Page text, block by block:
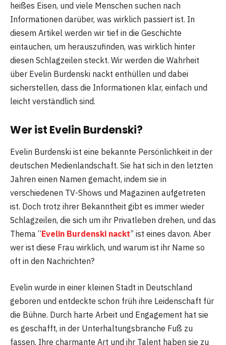
heißes Eisen, und viele Menschen suchen nach
Informationen darüber, was wirklich passiert ist. In
diesem Artikel werden wir tief in die Geschichte
eintauchen, um herauszufinden, was wirklich hinter
diesen Schlagzeilen steckt. Wir werden die Wahrheit
über Evelin Burdenski nackt enthüllen und dabei
sicherstellen, dass die Informationen klar, einfach und
leicht verständlich sind.
Wer ist Evelin Burdenski?
Evelin Burdenski ist eine bekannte Persönlichkeit in der
deutschen Medienlandschaft. Sie hat sich in den letzten
Jahren einen Namen gemacht, indem sie in
verschiedenen TV-Shows und Magazinen aufgetreten
ist. Doch trotz ihrer Bekanntheit gibt es immer wieder
Schlagzeilen, die sich um ihr Privatleben drehen, und das
Thema “Evelin Burdenski nackt” ist eines davon. Aber
wer ist diese Frau wirklich, und warum ist ihr Name so
oft in den Nachrichten?
Evelin wurde in einer kleinen Stadt in Deutschland
geboren und entdeckte schon früh ihre Leidenschaft für
die Bühne. Durch harte Arbeit und Engagement hat sie
es geschafft, in der Unterhaltungsbranche Fuß zu
fassen. Ihre charmante Art und ihr Talent haben sie zu